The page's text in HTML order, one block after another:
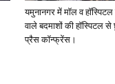
यमुनानगर में मॉल व
वाले बदमाशों की हॉस्पिटल
प्रैस कॉन्फ्रेंस।